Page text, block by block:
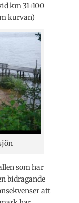
km 31+100
kurvan)
som har
bidragande
att